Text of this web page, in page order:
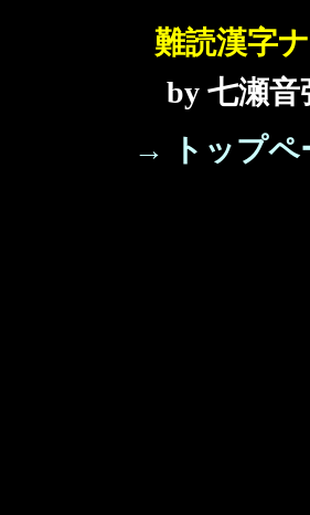
難読漢字
by 七瀬音
→ トップペ